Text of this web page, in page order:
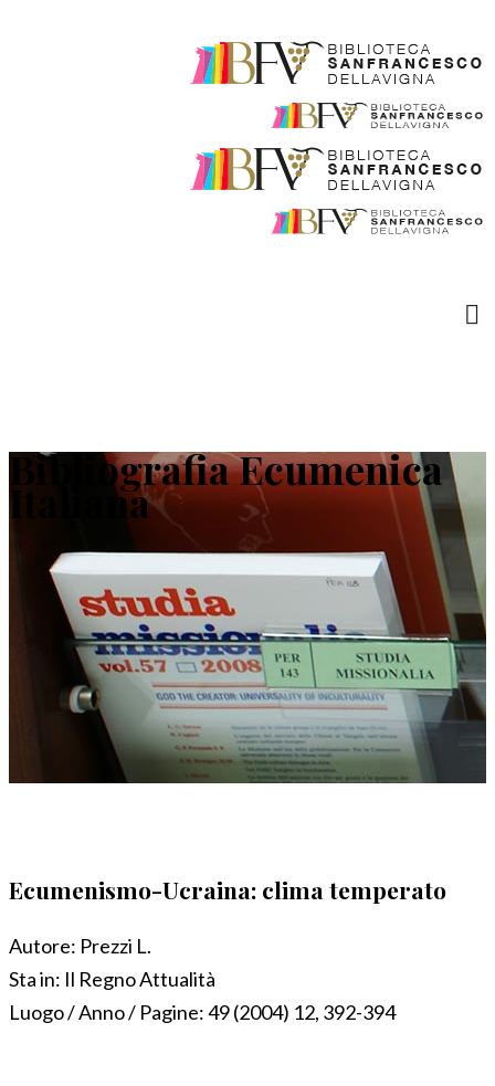
Bibliografia Ecumenica
Italiana
Ecumenismo-Ucraina: clima temperato
Autore: Prezzi L.
Sta in: Il Regno Attualità
Luogo / Anno / Pagine:49 (2004) 12, 392-394